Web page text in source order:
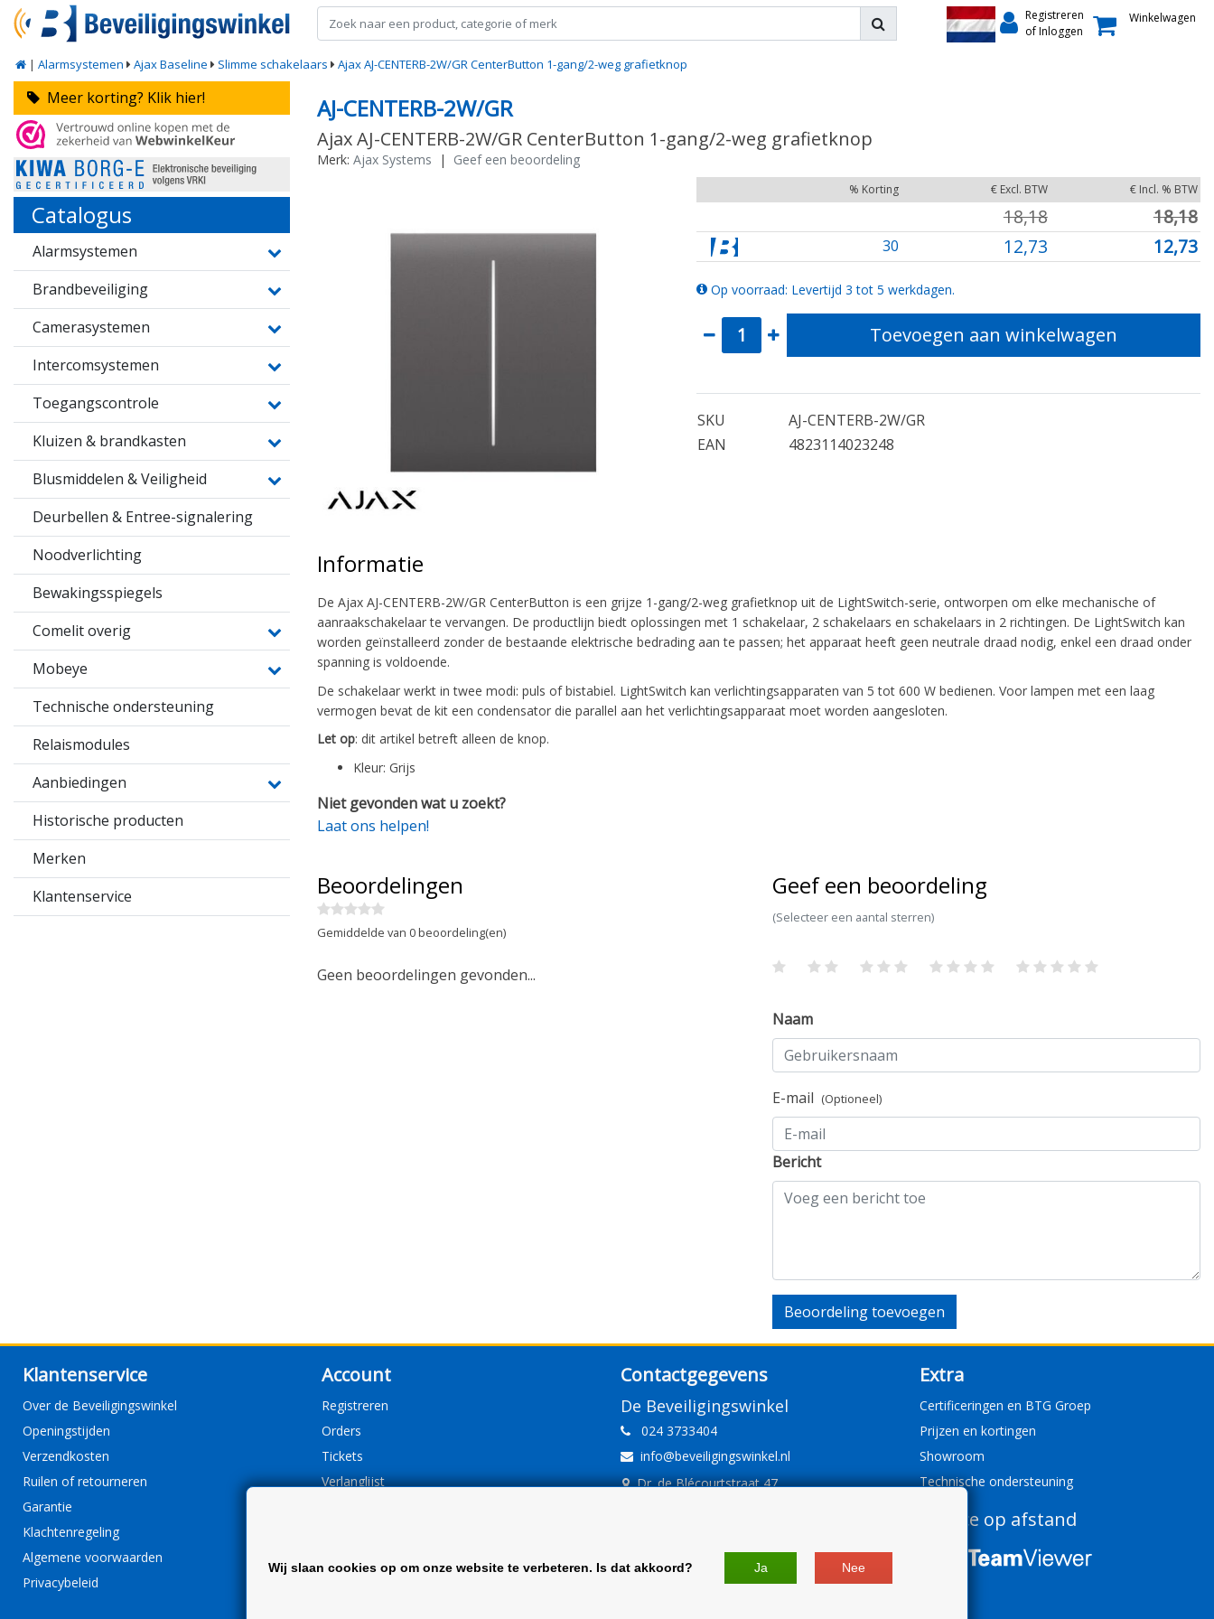
Registreren
of Inloggen
Winkelwagen
| Alarmsystemen Ajax Baseline Slimme schakelaars Ajax AJ-CENTERB-2W/GR CenterButton 1-gang/2-weg grafietknop
Meer korting? Klik hier!
Catalogus
Alarmsystemen
Brandbeveiliging
Camerasystemen
Intercomsystemen
Toegangscontrole
Kluizen & brandkasten
Blusmiddelen & Veiligheid
Deurbellen & Entree-signalering
Noodverlichting
Bewakingsspiegels
Comelit overig
Mobeye
Technische ondersteuning
Relaismodules
Aanbiedingen
Historische producten
Merken
Klantenservice
AJ-CENTERB-2W/GR
Ajax AJ-CENTERB-2W/GR CenterButton 1-gang/2-weg grafietknop
Merk: Ajax Systems | Geef een beoordeling
% Korting € Excl. BTW € Incl. % BTW
18,18 18,18
30 12,73 12,73
Op voorraad: Levertijd 3 tot 5 werkdagen.
Toevoegen aan winkelwagen
SKU
AJ-CENTERB-2W/GR
EAN
4823114023248
Informatie
De Ajax AJ-CENTERB-2W/GR CenterButton is een grijze 1-gang/2-weg grafietknop uit de LightSwitch-serie, ontworpen om elke mechanische of
aanraakschakelaar te vervangen. De productlijn biedt oplossingen met 1 schakelaar, 2 schakelaars en schakelaars in 2 richtingen. De LightSwitch kan
worden geïnstalleerd zonder de bestaande elektrische bedrading aan te passen; het apparaat heeft geen neutrale draad nodig, enkel een draad onder
spanning is voldoende.
De schakelaar werkt in twee modi: puls of bistabiel. LightSwitch kan verlichtingsapparaten van 5 tot 600 W bedienen. Voor lampen met een laag
vermogen bevat de kit een condensator die parallel aan het verlichtingsapparaat moet worden aangesloten.
Let op: dit artikel betreft alleen de knop.
Kleur: Grijs
Niet gevonden wat u zoekt?
Laat ons helpen!
Beoordelingen
Gemiddelde van 0 beoordeling(en)
Geen beoordelingen gevonden...
Geef een beoordeling
(Selecteer een aantal sterren)
Naam
E-mail (Optioneel)
Bericht
Beoordeling toevoegen
Klantenservice
Over de Beveiligingswinkel
Openingstijden
Verzendkosten
Ruilen of retourneren
Garantie
Klachtenregeling
Algemene voorwaarden
Privacybeleid
Account
Registreren
Orders
Tickets
Verlanglijst
Contactgegevens
De Beveiligingswinkel
024 3733404
info@beveiligingswinkel.nl
Dr. de Blécourtstraat 47
BTW: NL 81.60.68.707.B01
Extra
Certificeringen en BTG Groep
Prijzen en kortingen
Showroom
Technische ondersteuning
Service op afstand
Wij slaan cookies op om onze website te verbeteren. Is dat akkoord? Ja Nee